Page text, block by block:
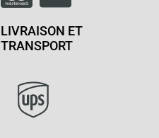
LIVRAISON ET
TRANSPORT